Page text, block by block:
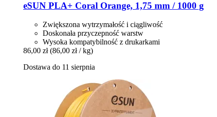
eSUN PLA+ Coral Orange, 1,75 mm / 1000 g
Zwiększona wytrzymałość i ciągliwość
Doskonała przyczepność warstw
Wysoka kompatybilność z drukarkami
86,00 zł (86,00 zł / kg)
Dostawa do 11 sierpnia